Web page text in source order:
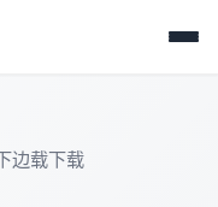
边载下载